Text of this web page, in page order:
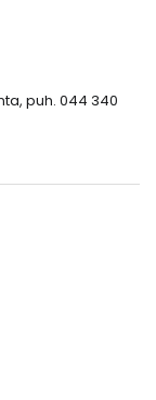
puh. 044 340